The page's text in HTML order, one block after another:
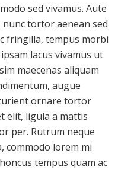
sed vivamus. Aute
tortor aenean sed
fringilla, tempus morbi
lacus vivamus ut
maecenas aliquam
augue
ornare tortor
elit, ligula a mattis
per. Rutrum neque
commodo lorem mi
tempus quam ac